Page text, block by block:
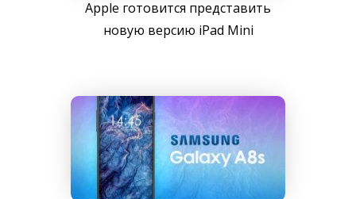
Apple готовится представить
новую версию iPad Mini